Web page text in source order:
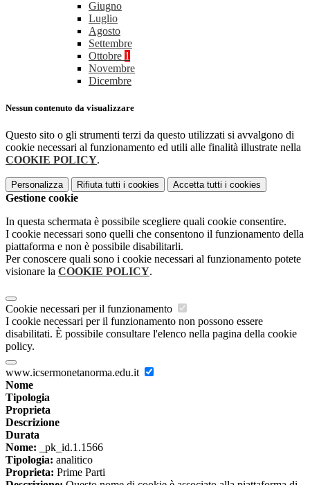
Giugno
Luglio
Agosto
Settembre
Ottobre 1
Novembre
Dicembre
Nessun contenuto da visualizzare
Questo sito o gli strumenti terzi da questo utilizzati si avvalgono di
cookie necessari al funzionamento ed utili alle finalità illustrate nella
COOKIE POLICY.
Personalizza Rifiuta tutti i cookies Accetta tutti i cookies
Gestione cookie
In questa schermata è possibile scegliere quali cookie consentire.
I cookie necessari sono quelli che consentono il funzionamento della
piattaforma e non è possibile disabilitarli.
Per conoscere quali sono i cookie necessari al funzionamento potete
visionare la COOKIE POLICY.
Cookie necessari per il funzionamento
I cookie necessari per il funzionamento non possono essere
disabilitati. È possibile consultare l'elenco nella pagina della cookie
policy.
www.icsermonetanorma.edu.it
Nome
Tipologia
Proprieta
Descrizione
Durata
Nome: _pk_id.1.1566
Tipologia: analitico
Proprieta: Prime Parti